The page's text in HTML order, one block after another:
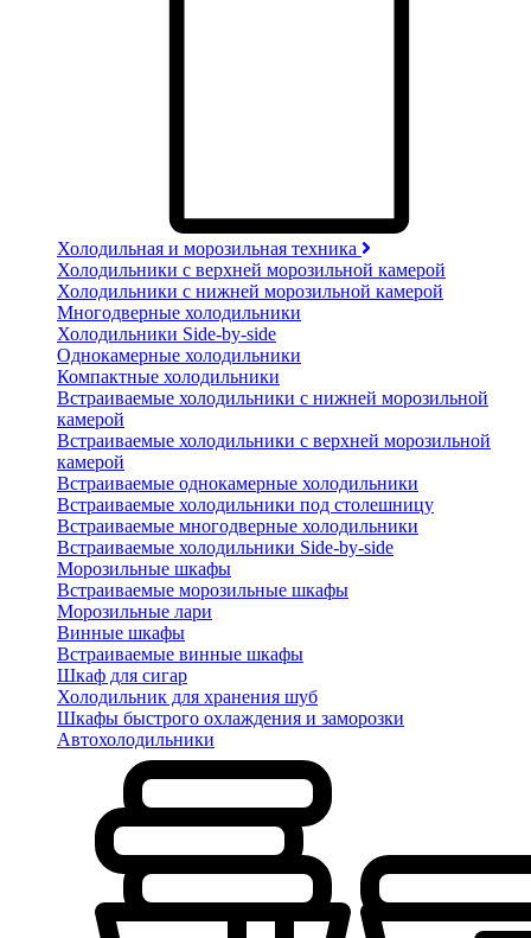
Холодильная и морозильная техника
Холодильники с верхней морозильной камерой
Холодильники с нижней морозильной камерой
Многодверные холодильники
Холодильники Side-by-side
Однокамерные холодильники
Компактные холодильники
Встраиваемые холодильники с нижней морозильной
камерой
Встраиваемые холодильники с верхней морозильной
камерой
Встраиваемые однокамерные холодильники
Встраиваемые холодильники под столешницу
Встраиваемые многодверные холодильники
Встраиваемые холодильники Side-by-side
Морозильные шкафы
Встраиваемые морозильные шкафы
Морозильные лари
Винные шкафы
Встраиваемые винные шкафы
Шкаф для сигар
Холодильник для хранения шуб
Шкафы быстрого охлаждения и заморозки
Автохолодильники